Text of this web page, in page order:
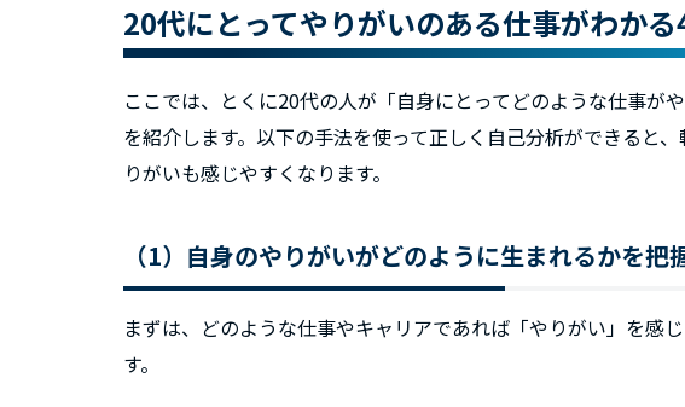
20代にとってやりがいのある仕事がわか
ここでは、とくに20代の人が「自身にとってどのような仕事が
を紹介します。以下の手法を使って正しく自己分析ができると
りがいも感じやすくなります。
（1）自身のやりがいがどのように生まれるかを把
まずは、どのような仕事やキャリアであれば「やりがい」を感
す。